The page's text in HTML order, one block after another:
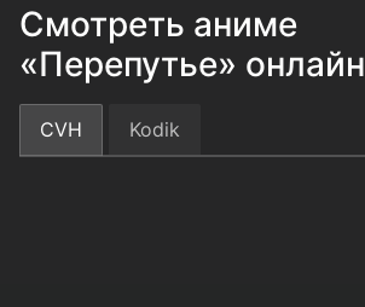
Смотреть аниме
«Перепутье» онлайн
CVH Kodik